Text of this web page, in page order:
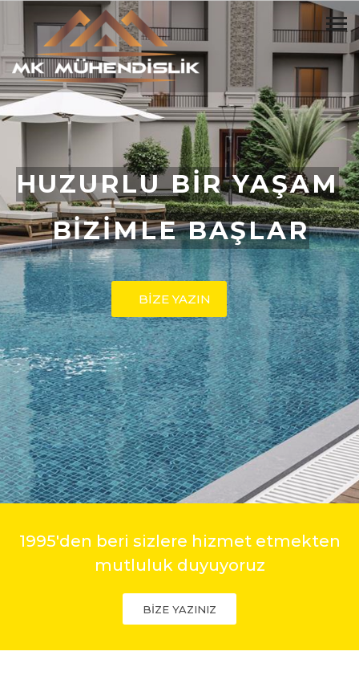
BİZİMLE BAŞLAR
BİZE YAZIN
HUZURLU BİR YAŞAM
1995'den beri sizlere hizmet etmekten
mutluluk duyuyoruz
BİZE YAZINIZ